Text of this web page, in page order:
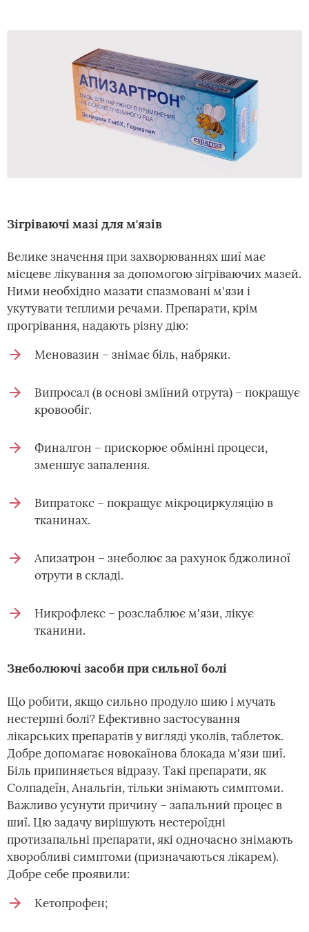
Зігріваючі мазі для м'язів
Велике значення при захворюваннях шиї має
місцеве лікування за допомогою зігріваючих мазей.
Ними необхідно мазати спазмовані м'язи і
укутувати теплими речами. Препарати, крім
прогрівання, надають різну дію:
Меновазин – знімає біль, набряки.
Випросал (в основі зміїний отрута) – покращує
кровообіг.
Финалгон – прискорює обмінні процеси,
зменшує запалення.
Випратокс – покращує мікроциркуляцію в
тканинах.
Апизатрон – знеболює за рахунок бджолиної
отрути в складі.
Никрофлекс – розслаблює м'язи, лікує
тканини.
Знеболюючі засоби при сильної болі
Що робити, якщо сильно продуло шию і мучать
нестерпні болі? Ефективно застосування
лікарських препаратів у вигляді уколів, таблеток.
Добре допомагає новокаїнова блокада м'язи шиї.
Біль припиняється відразу. Такі препарати, як
Солпадеїн, Анальгін, тільки знімають симптоми.
Важливо усунути причину – запальний процес в
шиї. Цю задачу вирішують нестероїдні
протизапальні препарати, які одночасно знімають
хворобливі симптоми (призначаються лікарем).
Добре себе проявили:
Кетопрофен;